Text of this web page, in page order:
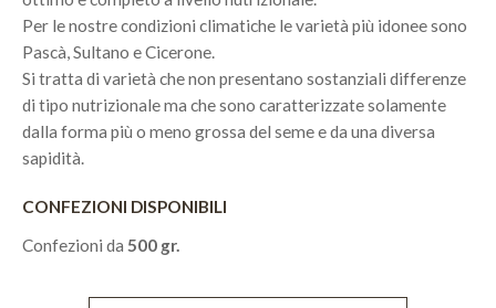
Per le nostre condizioni climatiche le varietà più idonee sono
Pascà, Sultano e Cicerone.
Si tratta di varietà che non presentano sostanziali differenze
di tipo nutrizionale ma che sono caratterizzate solamente
dalla forma più o meno grossa del seme e da una diversa
sapidità.
CONFEZIONI DISPONIBILI
Confezioni da 500 gr.